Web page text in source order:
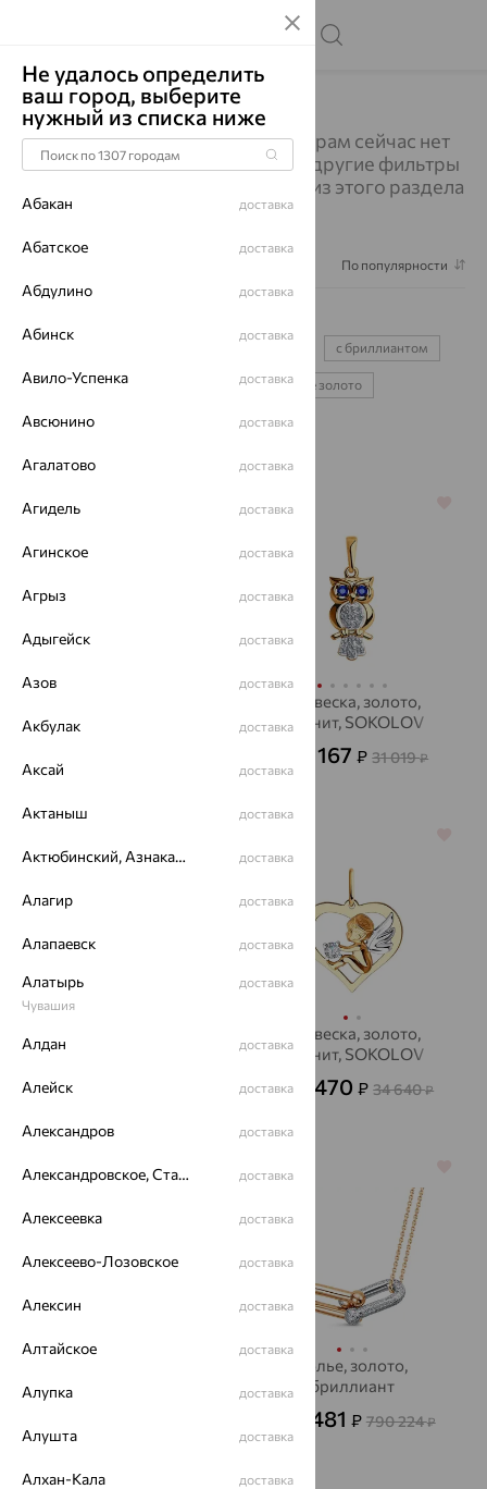
Главная Каталог Подвески
Изделий по выбранным фильтрам сейчас нет
в наличии. Вы можете выбрать другие фильтры
или посмотреть все украшения из этого раздела
По популярности
с бриллиантом
знаки зодиака жёлтое золото белое золото
серебряные крестики
64%
бриллиант, SOKOLOV
Подвеска, золото,
фианит, SOKOLOV
11 167₽ 31 019₽
фианит, SOKOLOV
Подвеска, золото,
фианит, SOKOLOV
от 12 470₽ 34 640₽
агат/друза агата,
Колье, золото,
бриллиант
284 481 ₽ 790 224₽
Не удалось определить
ваш город, выберите
нужный из списка ниже
Абакан доставка
Абатское доставка
Абдулино доставка
Абинск доставка
Авило-Успенка доставка
Авсюнино доставка
Агалатово доставка
Агидель доставка
Агинское доставка
Агрыз доставка
Адыгейск доставка
Азов доставка
Акбулак доставка
Аксай доставка
Актаныш доставка
Актюбинский, Азнакаевский район доставка
Алагир доставка
Алапаевск доставка
Алатырь
Чувашия
доставка
Алдан доставка
Алейск доставка
Александров доставка
Александровское, Ставропольский край доставка
Алексеевка доставка
Алексеево-Лозовское доставка
Алексин доставка
Алтайское доставка
Алупка доставка
Алушта доставка
Алхан-Кала доставка